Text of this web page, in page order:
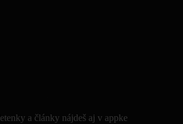
a články nájdeš aj v appke